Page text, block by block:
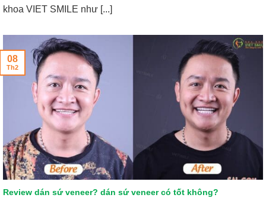
khoa VIET SMILE như [...]
Review dán sứ veneer? dán sứ veneer có tốt không?
08
Th2